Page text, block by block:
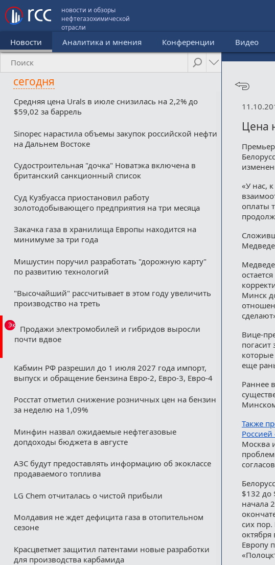
новости и обзоры
нефтегазохимической
отрасли
Новости Аналитика и мнения Конференции Видео
сегодня
Средняя цена Urals в июле снизилась на 2,2% до
$59,02 за баррель
Sinopec нарастила объемы закупок российской нефти
на Дальнем Востоке
Судостроительная "дочка" Новатэка включена в
британский санкционный список
Суд Кузбуасса приостановил работу
золотодобывающего предприятия на три месяца
Закачка газа в хранилища Европы находится на
минимуме за три года
Мишустин поручил разработать "дорожную карту"
по развитию технологий
"Высочайший" рассчитывает в этом году увеличить
производство на треть
Эксклюзив
Продажи электромобилей и гибридов выросли
почти вдвое
Кабмин РФ разрешил до 1 июля 2027 года импорт,
выпуск и обращение бензина Евро-2, Евро-3, Евро-4
Росстат отметил снижение розничных цен на бензин
за неделю на 1,09%
Минфин назвал ожидаемые нефтегазовые
допдоходы бюджета в августе
АЗС будут предоставлять информацию об экоклассе
продаваемого топлива
LG Chem отчиталась о чистой прибыли
Молдавия не ждет дефицита газа в отопительном
сезоне
Красцветмет защитил патентами новые разработки
для производства карбамида
Цена
«У нас,
оплаты
Минск
Вице-
еще
Раннее
Также
Москва
$132 до
начала
сих пор.
Европу